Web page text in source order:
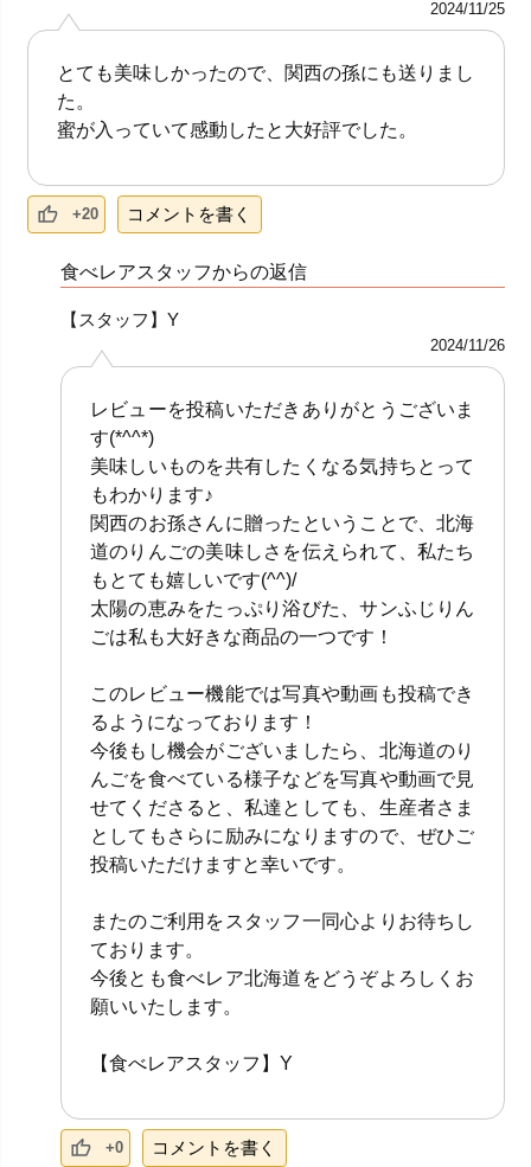
2024/11/25
とても美味しかったので、関西の孫にも送りまし
た。
蜜が入っていて感動したと大好評でした。
+20 コメントを書く
食べレアスタッフからの返信
【スタッフ】Y
2024/11/26
レビューを投稿いただきありがとうございま
す(*^^*)
美味しいものを共有したくなる気持ちとって
もわかります♪
関西のお孫さんに贈ったということで、北海
道のりんごの美味しさを伝えられて、私たち
もとても嬉しいです(^^)/
太陽の恵みをたっぷり浴びた、サンふじりん
ごは私も大好きな商品の一つです！
このレビュー機能では写真や動画も投稿でき
るようになっております！
今後もし機会がございましたら、北海道のり
んごを食べている様子などを写真や動画で見
せてくださると、私達としても、生産者さま
としてもさらに励みになりますので、ぜひご
投稿いただけますと幸いです。
またのご利用をスタッフ一同心よりお待ちし
ております。
今後とも食べレア北海道をどうぞよろしくお
願いいたします。
【食べレアスタッフ】Y
+0 コメントを書く